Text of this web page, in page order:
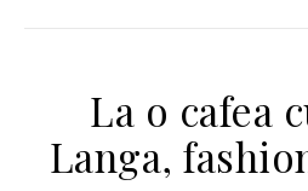
La o cafea
Langa,